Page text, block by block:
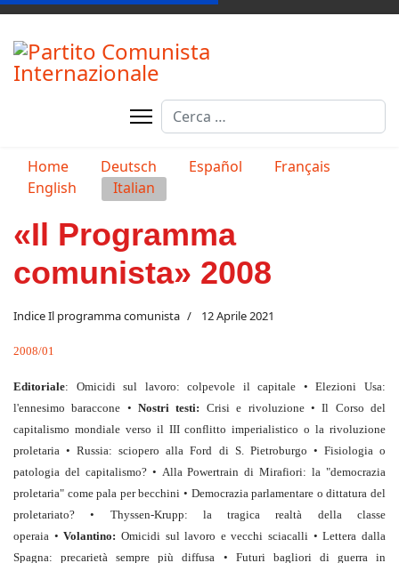
Cerca
Seleziona la tua lingua
Home Deutsch Español
Français
English
Italian
«Il Programma
comunista» 2008
Indice Il programma comunista 12 Aprile 2021
2008/01
Editoriale: Omicidi sul lavoro: colpevole il capitale • Elezioni Usa:
l'ennesimo baraccone •Nostri testi: Crisi e rivoluzione • Il Corso del
capitalismo mondiale verso il III conflitto imperialistico o la rivoluzione
proletaria • Russia: sciopero alla Ford di S. Pietroburgo • Fisiologia o
patologia del capitalismo? • Alla Powertrain di Mirafiori: la "democrazia
proletaria" come pala per becchini • Democrazia parlamentare o dittatura del
proletariato? • Thyssen-Krupp: la tragica realtà della classe
operaia •Volantino: Omicidi sul lavoro e vecchi sciacalli • Lettera dalla
Spagna: precarietà sempre più diffusa • Futuri bagliori di guerra in